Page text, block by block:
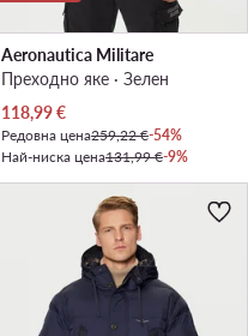
Aeronautica Militare
Преходно яке · Зелен
Актуална цена
118,99€
Редовна цена259,22 €-54%
Най-ниска цена131,99 €-9%